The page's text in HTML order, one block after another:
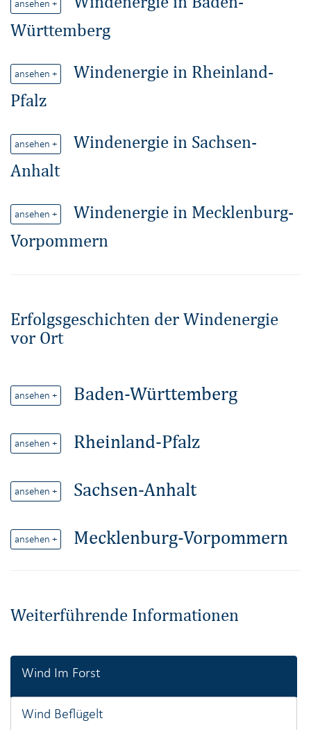
ansehen +
Württemberg
ansehen +
Windenergie in Rheinland-
Pfalz
ansehen +
Windenergie in Sachsen-
Anhalt
ansehen +
Windenergie in Mecklenburg-
Vorpommern
Erfolgsgeschichten der Windenergie
vor Ort
ansehen + Baden-Württemberg
ansehen + Rheinland-Pfalz
ansehen + Sachsen-Anhalt
ansehen + Mecklenburg-Vorpommern
Weiterführende Informationen
Wind Im Forst
Wind Beflügelt